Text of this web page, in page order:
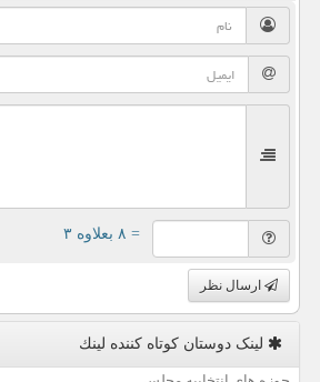
= ۸ بعلاوه ۳
ارسال نظر
لینک دوستان كوتاه كننده لینك